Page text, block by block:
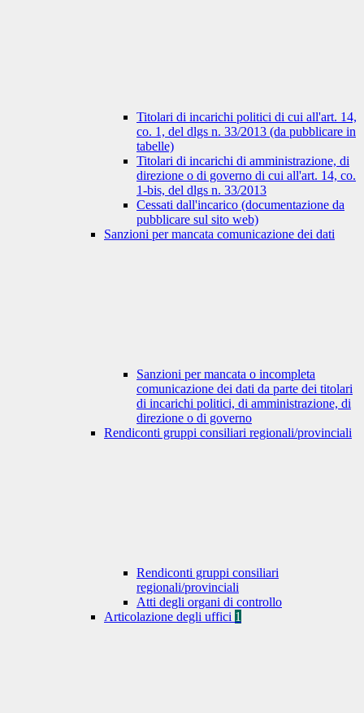
Titolari di incarichi politici di cui all'art. 14,
co. 1, del dlgs n. 33/2013 (da pubblicare in
tabelle)
Titolari di incarichi di amministrazione, di
direzione o di governo di cui all'art. 14, co.
1-bis, del dlgs n. 33/2013
Cessati dall'incarico (documentazione da
pubblicare sul sito web)
Sanzioni per mancata comunicazione dei dati
Sanzioni per mancata o incompleta
comunicazione dei dati da parte dei titolari
di incarichi politici, di amministrazione, di
direzione o di governo
Rendiconti gruppi consiliari regionali/provinciali
Rendiconti gruppi consiliari
regionali/provinciali
Atti degli organi di controllo
Articolazione degli uffici 1